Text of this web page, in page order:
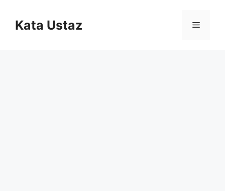
contentKata Ustaz Menu